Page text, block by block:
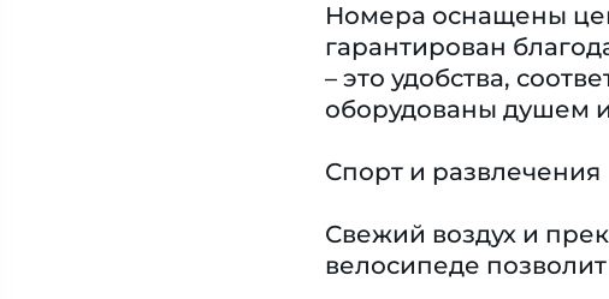
Номера оснащены
гарантирован
– это удобства,
оборудованы душем
Спорт и развлечения
Свежий воздух и
велосипеде позволит